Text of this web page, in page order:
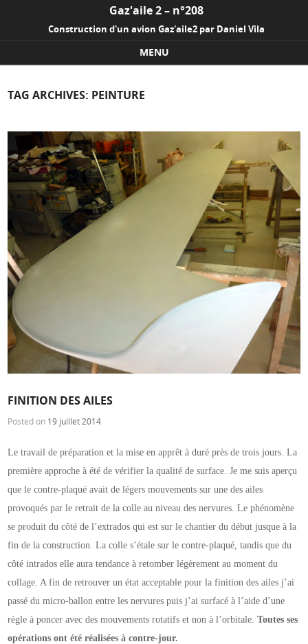
Gaz'aile 2 – n°208
Construction d'un avion Gaz'aile2 par Daniel Vila
MENU
TAG ARCHIVES: PEINTURE
FINITION DES AILES
Posted on 19 juillet 2014
Le travail de préparation et la mise en apprêt à duré près de trois jours. La
première approche à été devérifier la qualité desurface. Je me suis aperçu
que le contre-plaqué avait de légers mouvements sur une des ailes
provoqués par le retrait de la colle au niveau des nervures. Le phénomène
se produit du côté de l’extrados qui est sur le chantier du début jusqueà la
fin de la construction. La colle s’étale sur le contre-plaqué, tandis que du
côté intrados elle aura tendanceà retomber légèrement au moment du
collage. A fin de retrouver un état acceptable pour la finition des ailes j’ai
passé du micro-ballonentre les nervures puis j’ai surfacé à l’aide d’une
règle à poncer avec des mouvements rotatifs et non à l’orbitale. Toutes ses
opérations ont été réalisées à contre-jour.